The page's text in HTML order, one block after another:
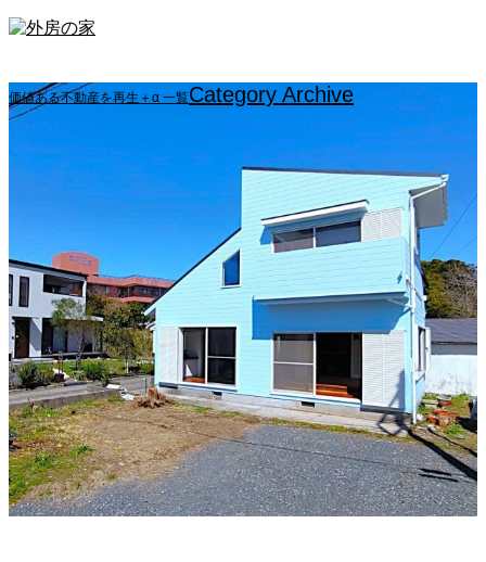
価値ある不動産を再生＋α 一覧Category Archive